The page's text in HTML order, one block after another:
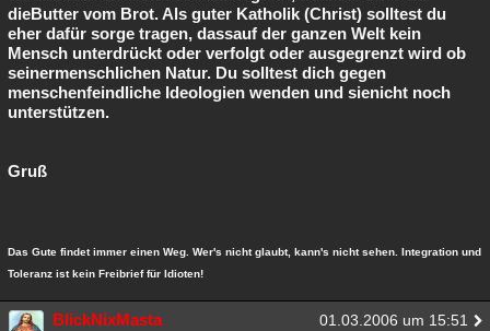
dieButter vom Brot. Als guter Katholik (Christ) solltest du
eher dafür sorge tragen, dassauf der ganzen Welt kein
Mensch unterdrückt oder verfolgt oder ausgegrenzt wird ob
seinermenschlichen Natur. Du solltest dich gegen
menschenfeindliche Ideologien wenden und sienicht noch
unterstützen.
Gruß
Das Gute findet immer einen Weg. Wer's nicht glaubt, kann's nicht sehen. Integration und
Toleranz ist kein Freibrief für Idioten!
BlickNixMasta 01.03.2006 um 15:51